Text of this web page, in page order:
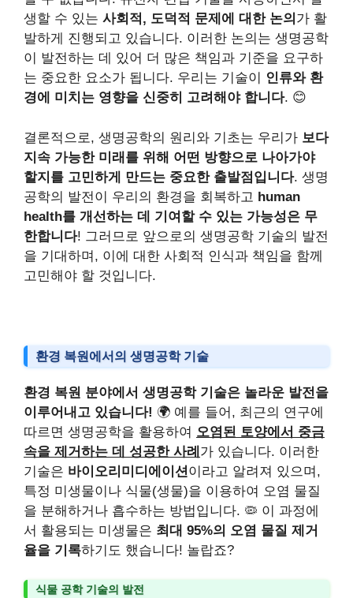
생할 수 있는 사회적, 도덕적 문제에 대한 논의 가 활
발하게 진행되고 있습니다. 이러한 논의는 생명공학
이 발전하는 데 있어 더 많은 책임과 기준을 요구하
는 중요한 요소가 됩니다. 우리는 기술이 인류와 환
경에 미치는 영향을 신중히 고려해야 합니다. 😊
결론적으로, 생명공학의 원리와 기초는 우리가 보다
지속 가능한 미래를 위해 어떤 방향으로 나아가야
할지를 고민하게 만드는 중요한 출발점입니다. 생명
공학의 발전이 우리의 환경을 회복하고 human
health를 개선하는 데 기여할 수 있는 가능성은 무
한합니다! 그러므로 앞으로의 생명공학 기술의 발전
을 기대하며, 이에 대한 사회적 인식과 책임을 함께
고민해야 할 것입니다.
환경 복원에서의 생명공학 기술
환경 복원 분야에서 생명공학 기술은 놀라운 발전을
이루어내고 있습니다! 🌍 예를 들어, 최근의 연구에
따르면 생명공학을 활용하여 오염된 토양에서 중금
속을 제거하는 데 성공한 사례 가 있습니다. 이러한
기술은 바이오리미디에이션 이라고 알려져 있으며,
특정 미생물이나 식물(생물)을 이용하여 오염 물질
을 분해하거나 흡수하는 방법입니다. 🦠 이 과정에
서 활용되는 미생물은 최대 95%의 오염 물질 제거
율을 기록하기도 했습니다! 놀랍죠?
식물 공학 기술의 발전